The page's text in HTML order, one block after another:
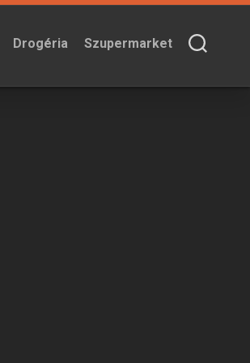
Drogéria Szupermarket